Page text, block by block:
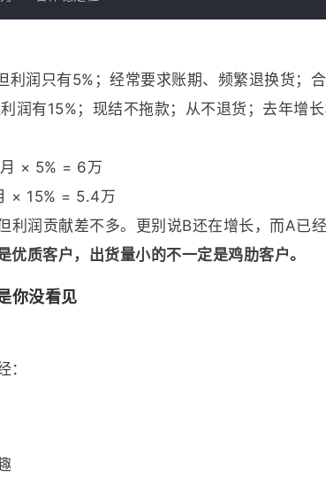
利润只有5%；经常要求账期、频繁退换货；
润有15%；现结不拖款；从不退货；去年增
× 5% = 6万
× 15% = 5.4万
利润贡献差不多。更别说B还在增长，而A已
优质客户，出货量小的不一定是鸡肋客户。
你没看见
：